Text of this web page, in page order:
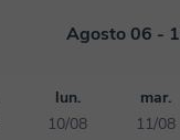
Agosto 06 -
lun.
10/08
mar.
11/08